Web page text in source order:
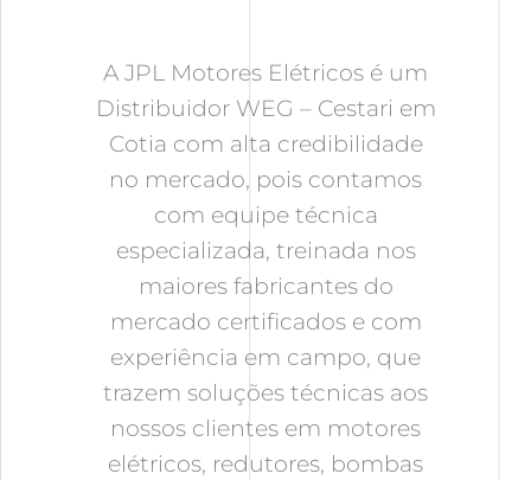
A JPL Motores Elétricos é um
Distribuidor WEG – Cestari em
Cotia com alta credibilidade
no mercado, pois contamos
com equipe técnica
especializada, treinada nos
maiores fabricantes do
mercado certificados e com
experiência em campo, que
trazem soluções técnicas aos
nossos clientes em motores
elétricos, redutores, bombas